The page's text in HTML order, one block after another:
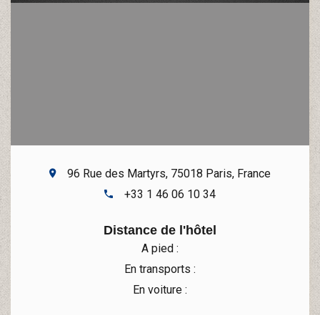
96 Rue des Martyrs, 75018 Paris, France
+33 1 46 06 10 34
Distance de l'hôtel
A pied :
En transports :
En voiture :